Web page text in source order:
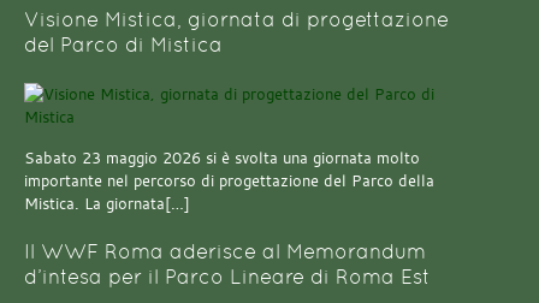
Visione Mistica, giornata di progettazione
del Parco di Mistica
Sabato 23 maggio 2026 si è svolta una giornata molto
importante nel percorso di progettazione del Parco della
Mistica. La giornata[…]
Il WWF Roma aderisce al Memorandum
d’intesa per il Parco Lineare di Roma Est